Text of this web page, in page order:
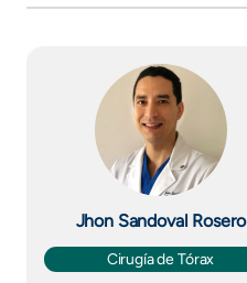
Imagen
Jhon Sandoval Rosero
Cirugía de Tórax